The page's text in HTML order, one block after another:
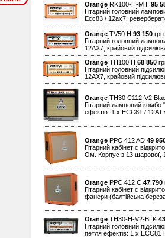
Orange RK100-H-M II 95
Гітарний головний
Ecc83 / 12ax7,
Orange TV50 H 93 150
Гітарний головний
12AX7, крайовий
Orange TH100 H 68 850
Гітарний головний
12AX7, крайовий
Orange TH30 C112-V2
Гітарний ламповий
ефектів: 1 x ECC81 /
Orange PPC 412 AD 49
Гітарний кабінет c
Ом. Корпус з 13 шарової,
Orange PPC 412 C 47 790
Гітарний кабінет c
фанери (балтійська
Orange TH30-H-V2-BLK
Гітарний головний
петля ефектів: 1 x ECC81